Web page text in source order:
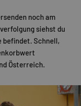
noch am
siehst du
befindet. Schnell,
Österreich.